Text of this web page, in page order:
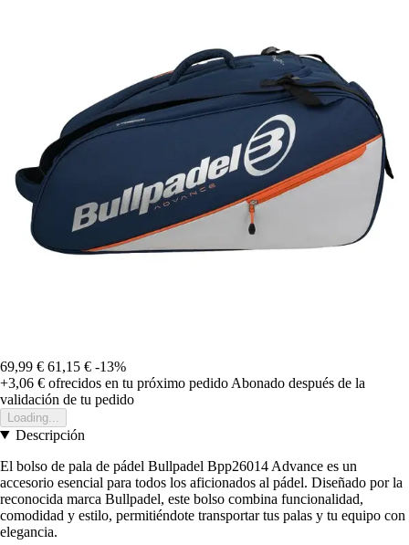
69,99 € 61,15 € -13%
+3,06 € ofrecidos en tu próximo pedido Abonado después de la
validación de tu pedido
Loading...
Descripción
El bolso de pala de pádel Bullpadel Bpp26014 Advance es un
accesorio esencial para todos los aficionados al pádel. Diseñado por la
reconocida marca Bullpadel, este bolso combina funcionalidad,
comodidad y estilo, permitiéndote transportar tus palas y tu equipo con
elegancia.